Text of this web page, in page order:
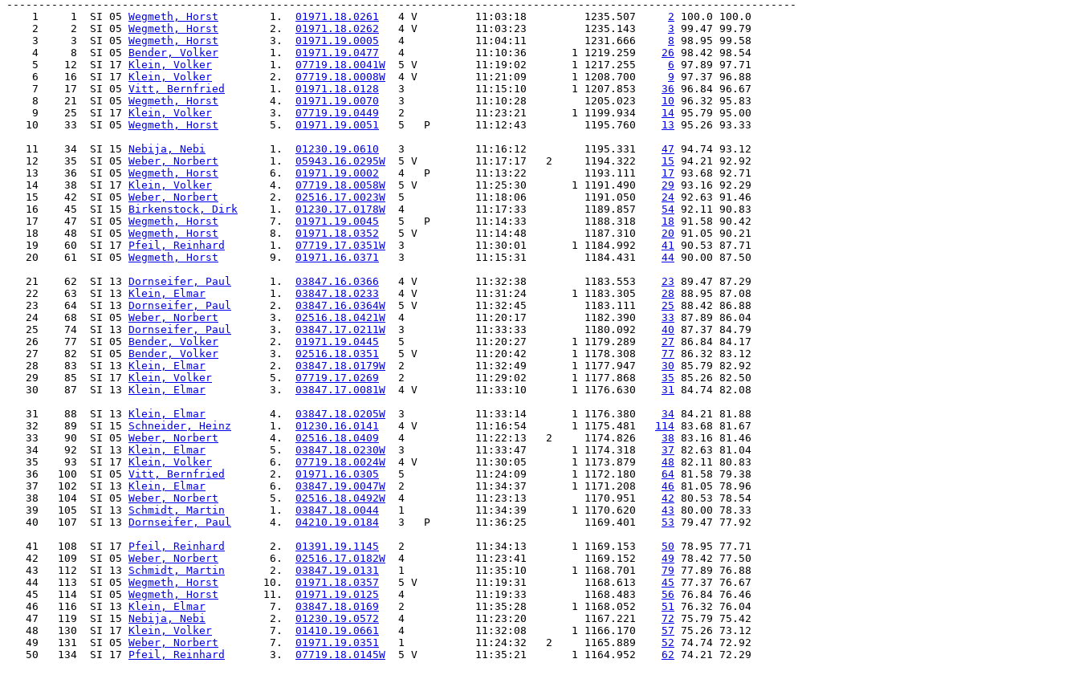
    1     1  SI 05
Wegmeth, Horst
        1.
01971.18.0261
   4 V         11:03:18         1235.507
2
    2     2  SI 05
Wegmeth, Horst
        2.
01971.18.0262
   4 V         11:03:23         1235.143
3
    3     3  SI 05
Wegmeth, Horst
        3.
01971.19.0005
   4           11:04:11         1231.666
8
    4     8  SI 05
Bender, Volker
        1.
01971.19.0477
   4           11:10:36       1 1219.259
26
    5    12  SI 17
Klein, Volker
         1.
07719.18.0041W
  5 V         11:19:02       1 1217.255
6
    6    16  SI 17
Klein, Volker
         2.
07719.18.0008W
  4 V         11:21:09       1 1208.700
9
    7    17  SI 05
Vitt, Bernfried
       1.
01971.18.0128
   3           11:15:10       1 1207.853
36
    8    21  SI 05
Wegmeth, Horst
        4.
01971.19.0070
   3           11:10:28         1205.023
10
    9    25  SI 17
Klein, Volker
         3.
07719.19.0449
   2           11:23:21       1 1199.934
14
   10    33  SI 05
Wegmeth, Horst
        5.
01971.19.0051
   5   P       11:12:43         1195.760
13 95.26 93.33
   11    34  SI 15
Nebija, Nebi
          1.
01230.19.0610
   3           11:16:12         1195.331
47
   12    35  SI 05
Weber, Norbert
        1.
05943.16.0295W
  5 V         11:17:17   2     1194.322
15
   13    36  SI 05
Wegmeth, Horst
        6.
01971.19.0002
   4   P       11:13:22         1193.111
17
   14    38  SI 17
Klein, Volker
         4.
07719.18.0058W
  5 V         11:25:30       1 1191.490
29
   15    42  SI 05
Weber, Norbert
        2.
02516.17.0023W
  5           11:18:06         1191.050
24
   16    45  SI 15
Birkenstock, Dirk
     1.
01230.17.0178W
  4           11:17:33         1189.857
54
   17    47  SI 05
Wegmeth, Horst
        7.
01971.19.0045
   5   P       11:14:33         1188.318
18
   18    48  SI 05
Wegmeth, Horst
        8.
01971.18.0352
   5 V         11:14:48         1187.310
20
   19    60  SI 17
Pfeil, Reinhard
       1.
07719.17.0351W
  3           11:30:01       1 1184.992
41
   20    61  SI 05
Wegmeth, Horst
        9.
01971.16.0371
   3           11:15:31         1184.431
44 90.00 87.50
   21    62  SI 13
Dornseifer, Paul
      1.
03847.16.0366
   4 V         11:32:38         1183.553
23
   22    63  SI 13
Klein, Elmar
          1.
03847.18.0233
   4 V         11:31:24       1 1183.305
28
   23    64  SI 13
Dornseifer, Paul
      2.
03847.16.0364W
  5 V         11:32:45         1183.111
25
   24    68  SI 05
Weber, Norbert
        3.
02516.18.0421W
  4           11:20:17         1182.390
33
   25    74  SI 13
Dornseifer, Paul
      3.
03847.17.0211W
  3           11:33:33         1180.092
40
   26    77  SI 05
Bender, Volker
        2.
01971.19.0445
   5           11:20:27       1 1179.289
27
   27    82  SI 05
Bender, Volker
        3.
02516.18.0351
   5 V         11:20:42       1 1178.308
77
   28    83  SI 13
Klein, Elmar
          2.
03847.18.0179W
  2           11:32:49       1 1177.947
30
   29    85  SI 17
Klein, Volker
         5.
07719.17.0269
   2           11:29:02       1 1177.868
35
   30    87  SI 13
Klein, Elmar
          3.
03847.17.0081W
  4 V         11:33:10       1 1176.630
31 84.74 82.08
   31    88  SI 13
Klein, Elmar
          4.
03847.18.0205W
  3           11:33:14       1 1176.380
34
   32    89  SI 15
Schneider, Heinz
      1.
01230.16.0141
   4 V         11:16:54       1 1175.481
114
   33    90  SI 05
Weber, Norbert
        4.
02516.18.0409
   4           11:22:13   2     1174.826
38
   34    92  SI 13
Klein, Elmar
          5.
03847.18.0230W
  3           11:33:47       1 1174.318
37
   35    93  SI 17
Klein, Volker
         6.
07719.18.0024W
  4 V         11:30:05       1 1173.879
48
   36   100  SI 05
Vitt, Bernfried
       2.
01971.16.0305
   5           11:24:09       1 1172.180
64
   37   102  SI 13
Klein, Elmar
          6.
03847.19.0047W
  2           11:34:37       1 1171.208
46
   38   104  SI 05
Weber, Norbert
        5.
02516.18.0492W
  4           11:23:13         1170.951
42
   39   105  SI 13
Schmidt, Martin
       1.
03847.18.0044
   1           11:34:39       1 1170.620
43
   40   107  SI 13
Dornseifer, Paul
      4.
04210.19.0184
   3   P       11:36:25         1169.401
53 79.47 77.92
   41   108  SI 17
Pfeil, Reinhard
       2.
01391.19.1145
   2           11:34:13       1 1169.153
50
   42   109  SI 05
Weber, Norbert
        6.
02516.17.0182W
  4           11:23:41         1169.152
49
   43   112  SI 13
Schmidt, Martin
       2.
03847.19.0131
   1           11:35:10       1 1168.701
79
   44   113  SI 05
Wegmeth, Horst
       10.
01971.18.0357
   5 V         11:19:31         1168.613
45
   45   114  SI 05
Wegmeth, Horst
       11.
01971.19.0125
   4           11:19:33         1168.483
56
   46   116  SI 13
Klein, Elmar
          7.
03847.18.0169
   2           11:35:28       1 1168.052
51
   47   119  SI 15
Nebija, Nebi
          2.
01230.19.0572
   4           11:23:20         1167.221
72
   48   130  SI 17
Klein, Volker
         7.
01410.19.0661
   4           11:32:08       1 1166.170
57
   49   131  SI 05
Weber, Norbert
        7.
01971.19.0351
   1           11:24:32   2     1165.889
52
   50   134  SI 17
Pfeil, Reinhard
       3.
07719.18.0145W
  5 V         11:35:21       1 1164.952
62 74.21 72.29